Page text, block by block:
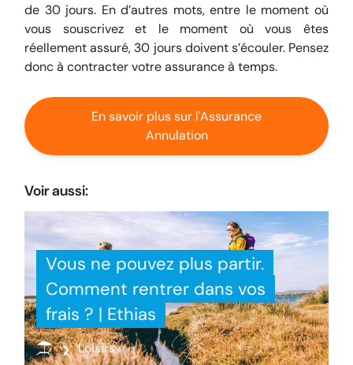
de 30 jours. En d’autres mots, entre le moment où
vous souscrivez et le moment où vous êtes
réellement assuré, 30 jours doivent s’écouler. Pensez
donc à contracter votre assurance à temps.
En savoir plus sur l'Assurance
Annulation
Voir aussi:
Vous ne pouvez plus partir.
Comment rentrer dans vos
frais ? | Ethias
Loisirs